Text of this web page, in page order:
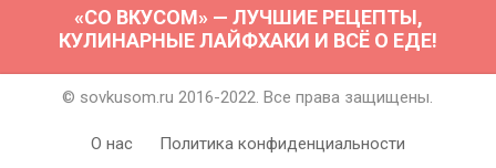
«СО ВКУСОМ» — ЛУЧШИЕ РЕЦЕПТЫ,
КУЛИНАРНЫЕ ЛАЙФХАКИ И ВСЁ О ЕДЕ!
© sovkusom.ru 2016-2022. Все права защищены.
О нас Политика конфиденциальности